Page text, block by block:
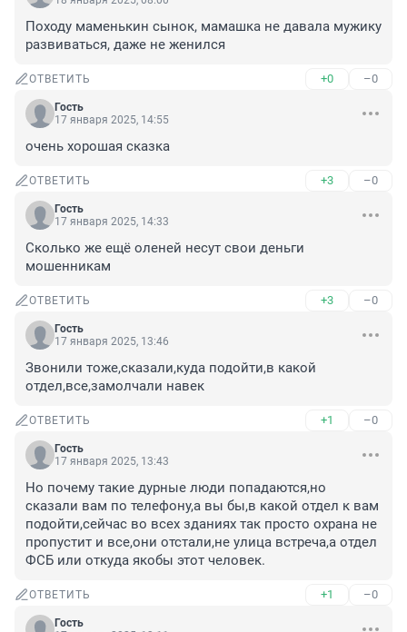
Походу маменькин сынок, мамашка не давала мужику
развиваться, даже не женился
ОТВЕТИТЬ +0 –0
Гость
17 января 2025, 14:55
очень хорошая сказка
ОТВЕТИТЬ +3 –0
Гость
17 января 2025, 14:33
Сколько же ещё оленей несут свои деньги
мошенникам
ОТВЕТИТЬ +3 –0
Гость
17 января 2025, 13:46
Звонили тоже,сказали,куда подойти,в какой
отдел,все,замолчали навек
ОТВЕТИТЬ +1 –0
Гость
17 января 2025, 13:43
Но почему такие дурные люди попадаются,но
сказали вам по телефону,а вы бы,в какой отдел к вам
подойти,сейчас во всех зданиях так просто охрана не
пропустит и все,они отстали,не улица встреча,а отдел
ФСБ или откуда якобы этот человек.
ОТВЕТИТЬ +1 –0
Гость